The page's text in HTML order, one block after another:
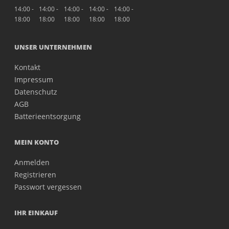
14:00 -
18:00
14:00 -
18:00
14:00 -
18:00
14:00 -
18:00
14:00 -
18:00
UNSER UNTERNEHMEN
Kontakt
Impressum
Datenschutz
AGB
Batterieentsorgung
MEIN KONTO
Anmelden
Registrieren
Passwort vergessen
IHR EINKAUF